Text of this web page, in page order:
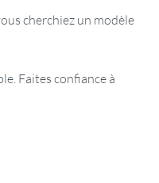
cherchiez un modèle
Faites confiance à